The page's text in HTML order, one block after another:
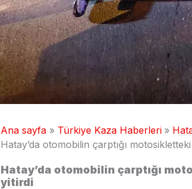
Ana sayfa Türkiye Kaza Haberleri
Hatay’da otomobilin çarptığı
Hatay’da otomobilin çarptığı
yitirdi